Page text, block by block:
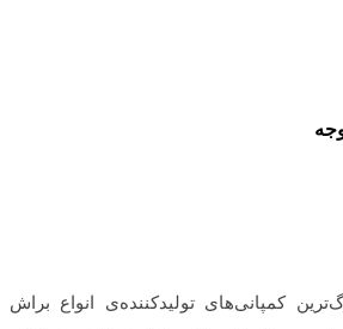
از بزرگ‌ترین کمپانی‌های تولید‌کننده‌ی انواع براش